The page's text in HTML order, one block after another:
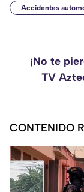
Accidentes
¡No te
TV
CONTENIDO